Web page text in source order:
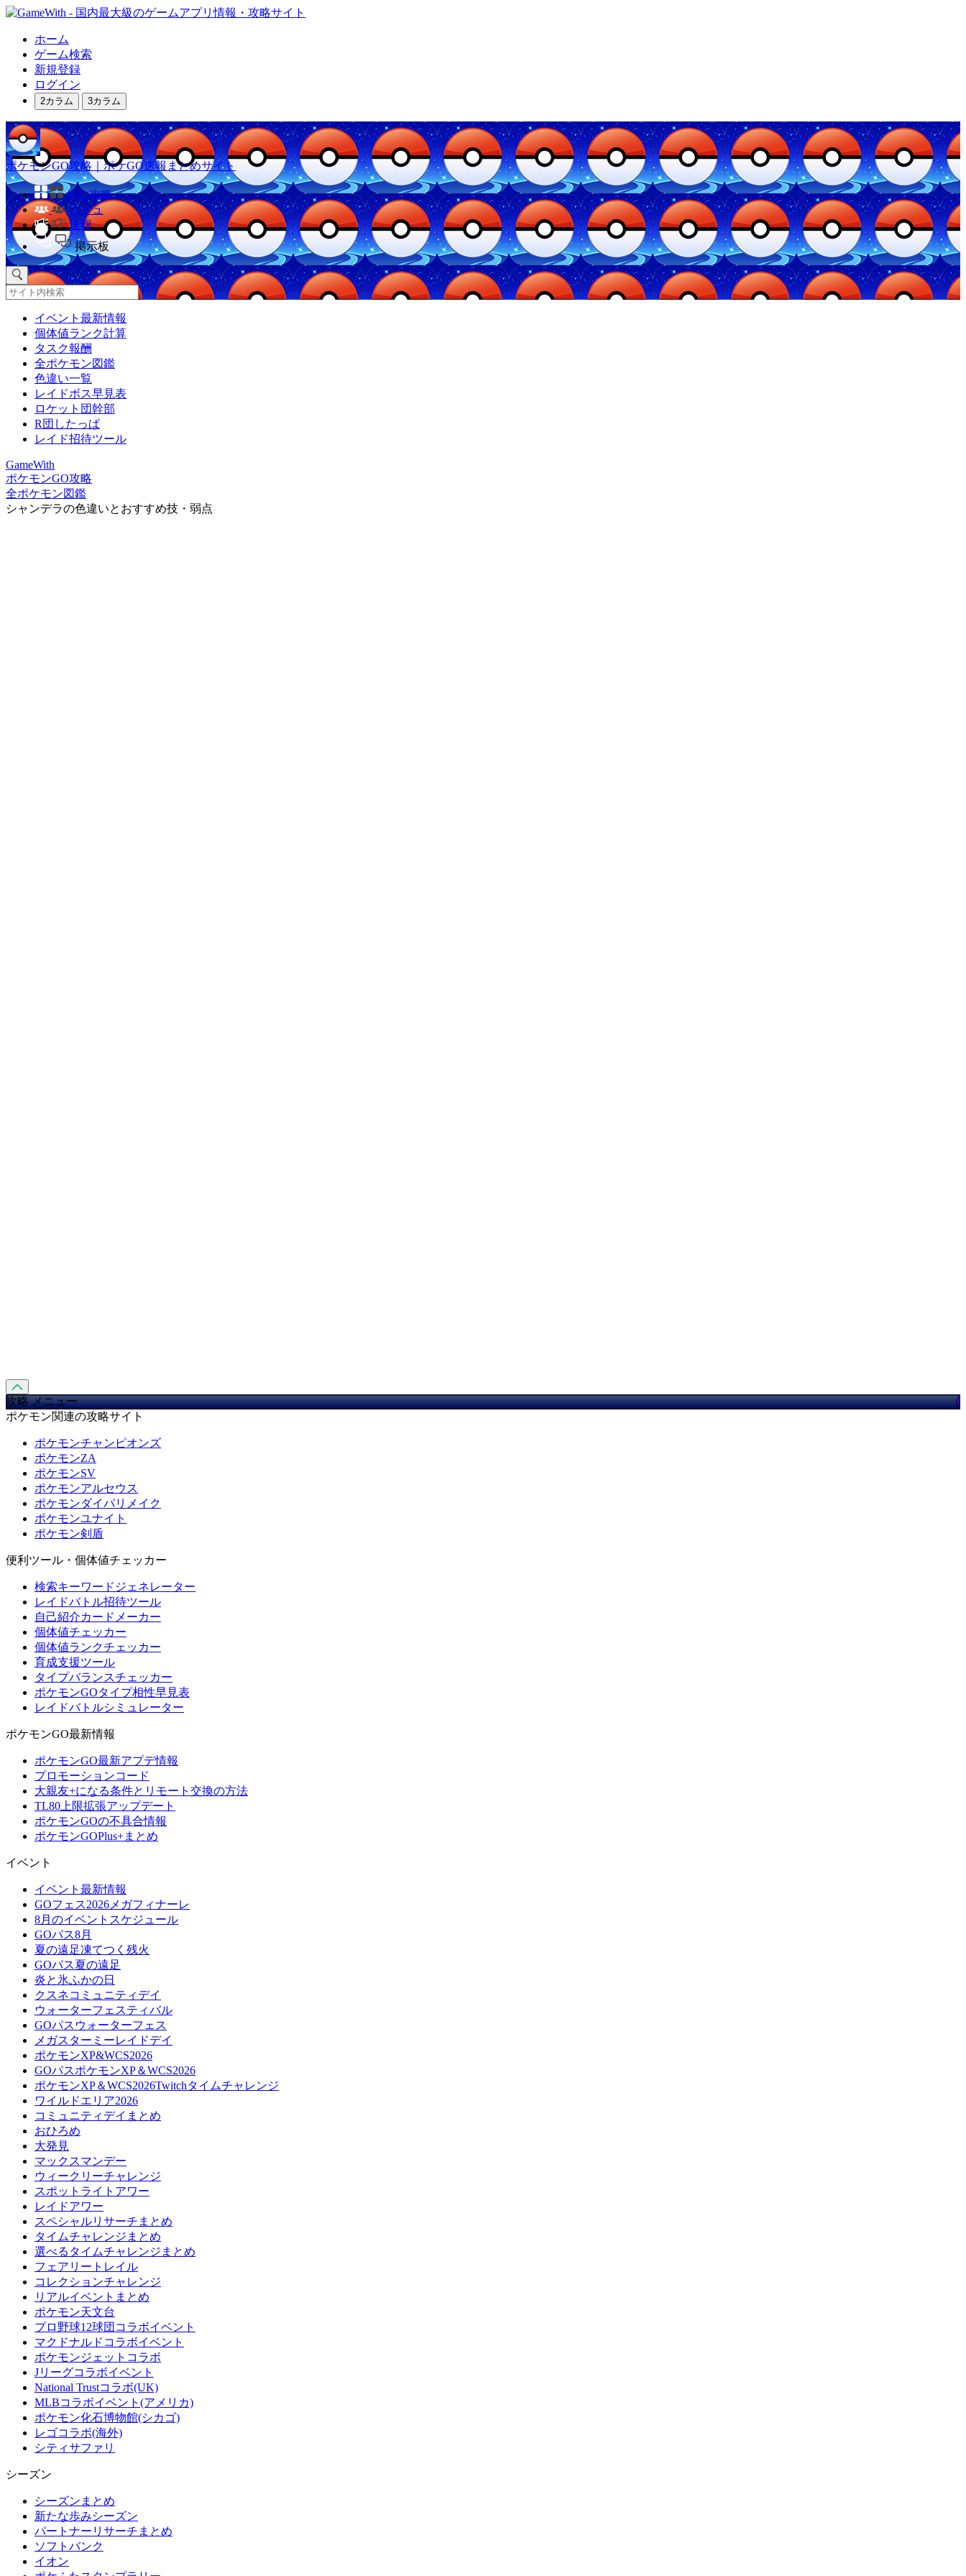
ホーム
ゲーム検索
新規登録
ログイン
2カラム 3カラム
ポケモンGO攻略｜ポケGO速報まとめサイト
他の攻略
コミュ
速報
掲示板
イベント最新情報
個体値ランク計算
タスク報酬
全ポケモン図鑑
色違い一覧
レイドボス早見表
ロケット団幹部
R団したっぱ
レイド招待ツール
GameWith
ポケモンGO攻略
全ポケモン図鑑
シャンデラの色違いとおすすめ技・弱点
攻略 メニュー
ポケモン関連の攻略サイト
ポケモンチャンピオンズ
ポケモンZA
ポケモンSV
ポケモンアルセウス
ポケモンダイパリメイク
ポケモンユナイト
ポケモン剣盾
便利ツール・個体値チェッカー
検索キーワードジェネレーター
レイドバトル招待ツール
自己紹介カードメーカー
個体値チェッカー
個体値ランクチェッカー
育成支援ツール
タイプバランスチェッカー
ポケモンGOタイプ相性早見表
レイドバトルシミュレーター
ポケモンGO最新情報
ポケモンGO最新アプデ情報
プロモーションコード
大親友+になる条件とリモート交換の方法
TL80上限拡張アップデート
ポケモンGOの不具合情報
ポケモンGOPlus+まとめ
イベント
イベント最新情報
GOフェス2026メガフィナーレ
8月のイベントスケジュール
GOパス8月
夏の遠足凍てつく残火
GOパス夏の遠足
炎と氷ふかの日
クスネコミュニティデイ
ウォーターフェスティバル
GOパスウォーターフェス
メガスターミーレイドデイ
ポケモンXP&WCS2026
GOパスポケモンXP＆WCS2026
ポケモンXP＆WCS2026Twitchタイムチャレンジ
ワイルドエリア2026
コミュニティデイまとめ
おひろめ
大発見
マックスマンデー
ウィークリーチャレンジ
スポットライトアワー
レイドアワー
スペシャルリサーチまとめ
タイムチャレンジまとめ
選べるタイムチャレンジまとめ
フェアリートレイル
コレクションチャレンジ
リアルイベントまとめ
ポケモン天文台
プロ野球12球団コラボイベント
マクドナルドコラボイベント
ポケモンジェットコラボ
Jリーグコラボイベント
National Trustコラボ(UK)
MLBコラボイベント(アメリカ)
ポケモン化石博物館(シカゴ)
レゴコラボ(海外)
シティサファリ
シーズン
シーズンまとめ
新たな歩みシーズン
パートナーリサーチまとめ
ソフトバンク
イオン